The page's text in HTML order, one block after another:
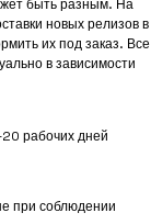
быть разным. На
новых релизов в
их под заказ. Все
в зависимости
рабочих дней
при соблюдении